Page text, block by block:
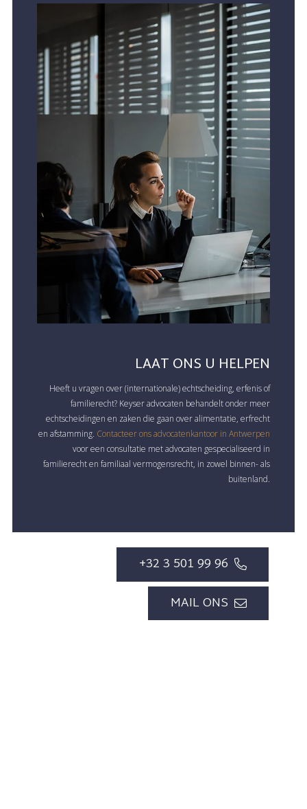
LAAT ONS U HELPEN
Heeft u vragen over (internationale) echtscheiding, erfenis of
familierecht? Keyser advocaten behandelt onder meer
echtscheidingen en zaken die gaan over alimentatie, erfrecht
en afstamming. Contacteer ons advocatenkantoor in Antwerpen
voor een consultatie met advocaten gespecialiseerd in
familierecht en familiaal vermogensrecht, in zowel binnen- als
buitenland.
+32 3 501 99 96
MAIL ONS